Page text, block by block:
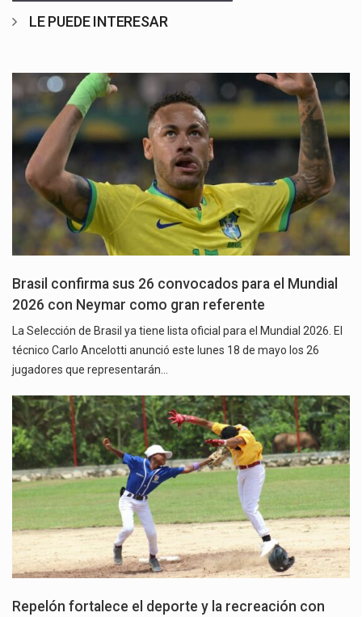
LE PUEDE INTERESAR
Brasil confirma sus 26 convocados para el Mundial
2026 con Neymar como gran referente
La Selección de Brasil ya tiene lista oficial para el Mundial 2026. El
técnico Carlo Ancelotti anunció este lunes 18 de mayo los 26
jugadores que representarán…
Repelón fortalece el deporte y la recreación con